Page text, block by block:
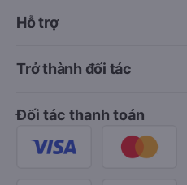
Hỗ trợ
Trở thành đối tác
Đối tác thanh toán